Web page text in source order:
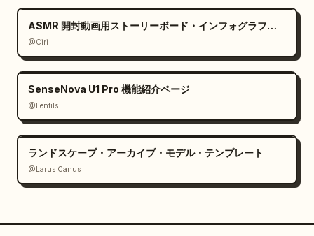
ASMR 開封動画用ストーリーボード・インフォグラフィック
@Ciri
SenseNova U1 Pro 機能紹介ページ
@Lentils
ランドスケープ・アーカイブ・モデル・テンプレート
@Larus Canus